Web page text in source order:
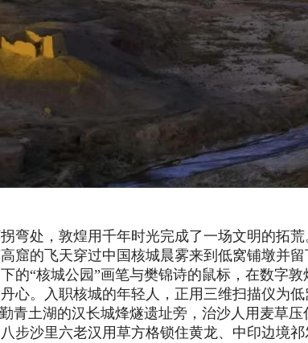
弯处，敦煌用千年时光完成了一场文明的拓荒
窟的飞天穿过中国核城晨雾来到低窝铺墩并留
的“核城公园”画笔与樊锦诗的鼠标，在数字敦
心。入职核城的年轻人，正用三维扫描仪为低
青土湖的汉长城烽燧遗址旁，治沙人用麦草压
步沙里六老汉用草方格锁住黄龙、中印边境祁